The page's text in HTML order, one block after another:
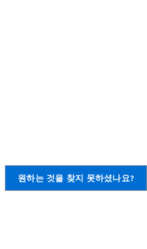
원하는 것을 찾지 못하셨나요?